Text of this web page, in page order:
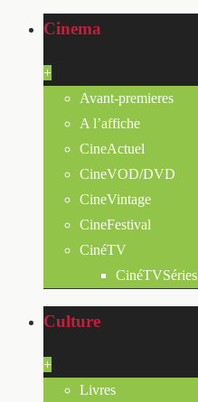
Cinema
+
Avant-premieres
A l’affiche
CineActuel
CineVOD/DVD
CineVintage
CineFestival
CinéTV
CinéTVSéries
Culture
+
Livres